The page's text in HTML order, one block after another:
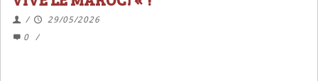
/
29/05/2026
0
/